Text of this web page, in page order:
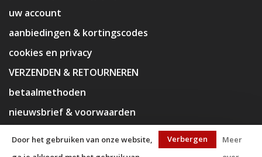
uw account
aanbiedingen & kortingscodes
cookies en privacy
VERZENDEN & RETOURNEREN
betaalmethoden
nieuwsbrief & voorwaarden
Door het gebruiken van onze website,
Verbergen
Meer